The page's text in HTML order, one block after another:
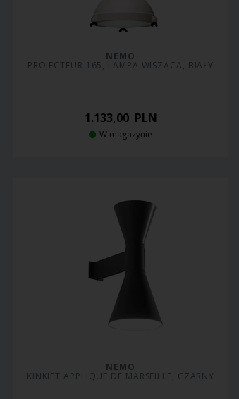
NEMO
PROJECTEUR 165, LAMPA WISZĄCA, BIAŁY
1.133,00PLN
W magazynie
NEMO
KINKIET APPLIQUE DE MARSEILLE, CZARNY